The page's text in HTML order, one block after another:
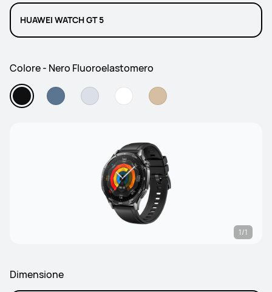
HUAWEI WATCH GT 5
Colore - Nero Fluoroelastomero
1/1
Dimensione